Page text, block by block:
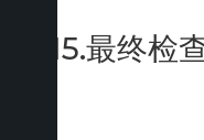
15.最终检